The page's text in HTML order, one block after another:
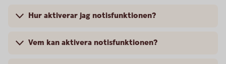
Hur aktiverar jag notisfunktionen?
Vem kan aktivera notisfunktionen?